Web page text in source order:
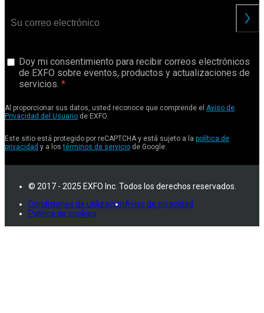
Doy mi consentimiento para recibir correos electrónicos
de EXFO sobre eventos, productos y actualizaciones de
servicios.
Al proporcionar sus datos, usted reconoce que comprende el Aviso de
Privacidad del Usuario de EXFO.
Este sitio está protegido por reCAPTCHA y está sujeto a la política de
privacidad y a lostérminos de servicio de Google.
© 2017 - 2025 EXFO Inc. Todos los derechos reservados.
Condiciones de utilizaciónAviso de pivacidad
Política de cookies